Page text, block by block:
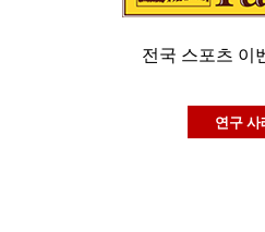
전국 스포츠 이
연구 사